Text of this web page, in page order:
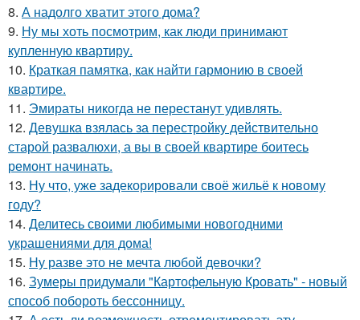
8. А надолго хватит этого дома?
9. Ну мы хоть посмотрим, как люди принимают
купленную квартиру.
10. Краткая памятка, как найти гармонию в своей
квартире.
11. Эмираты никогда не перестанут удивлять.
12. Девушка взялась за перестройку действительно
старой развалюхи, а вы в своей квартире боитесь
ремонт начинать.
13. Ну что, уже задекорировали своё жильё к новому
году?
14. Делитесь своими любимыми новогодними
украшениями для дома!
15. Ну разве это не мечта любой девочки?
16. Зумеры придумали "Картофельную Кровать" - новый
способ побороть бессонницу.